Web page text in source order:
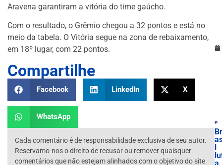
Aravena garantiram a vitória do time gaúcho.
Com o resultado, o Grêmio chegou a 32 pontos e está no
meio da tabela. O Vitória segue na zona de rebaixamento,
em 18º lugar, com 22 pontos.
Compartilhe
Facebook LinkedIn X
WhatsApp
Cada comentário é de responsabilidade exclusiva de seu autor.
Reservamo-nos o direito de recusar ou remover quaisquer
comentários que não estejam alinhados com o objetivo do site
Br